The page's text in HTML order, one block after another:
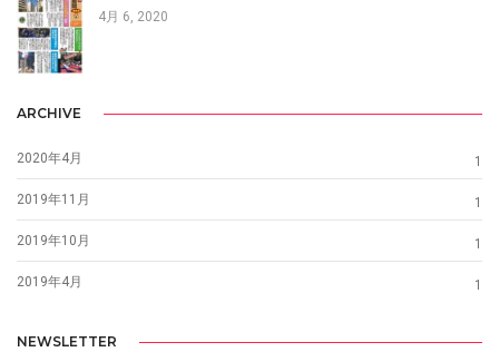
4月 6, 2020
ARCHIVE
2020年4月 1
2019年11月 1
2019年10月 1
2019年4月 1
NEWSLETTER